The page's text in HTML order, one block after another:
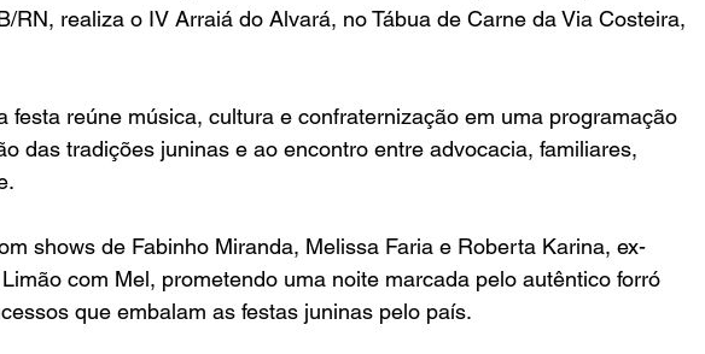
RN, realiza o IV Arraiá do Alvará, no Tábua de Carne da Via Costeira,
festa reúne música, cultura e confraternização em uma programação
das tradições juninas e ao encontro entre advocacia, familiares,
shows de Fabinho Miranda, Melissa Faria e Roberta Karina, ex-
com Mel, prometendo uma noite marcada pelo autêntico forró
que embalam as festas juninas pelo país.